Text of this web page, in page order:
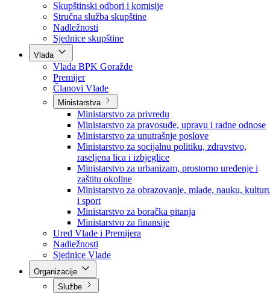
Poslanici po strankama
Poslanici po klubovima naroda
Kolegij skupštine
Skupštinski odbori i komisije
Stručna služba skupštine
Nadležnosti
Sjednice skupštine
Vlada
Vlada BPK Goražde
Premijer
Članovi Vlade
Ministarstva
Ministarstvo za privredu
Ministarstvo za pravosuđe, upravu i radne odnose
Ministarstvo za unutrašnje poslove
Ministarstvo za socijalnu politiku, zdravstvo,
raseljena lica i izbjeglice
Ministarstvo za urbanizam, prostorno uređenje i
zaštitu okoline
Ministarstvo za obrazovanje, mlade, nauku,
i sport
Ministarstvo za boračka pitanja
Ministarstvo za finansije
Ured Vlade i Premijera
Nadležnosti
Sjednice Vlade